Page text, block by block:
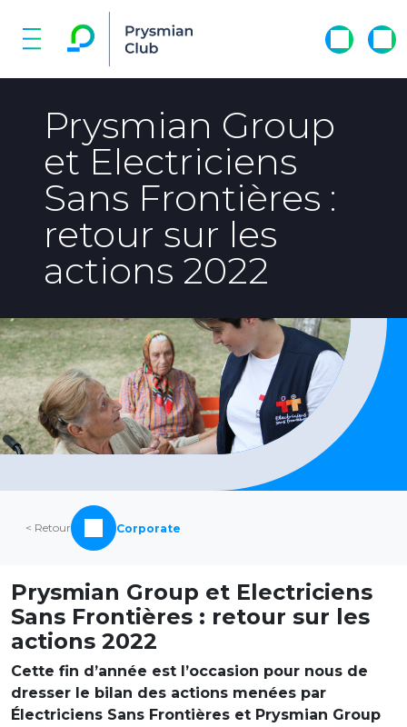
Prysmian Group
et Electriciens
Sans Frontières :
retour sur les
actions 2022
< Retour Corporate
Prysmian Group et Electriciens
Sans Frontières : retour sur les
actions 2022
Cette fin d’année est l’occasion pour nous de
dresser le bilan des actions menées par
Électriciens Sans Frontières et Prysmian Group